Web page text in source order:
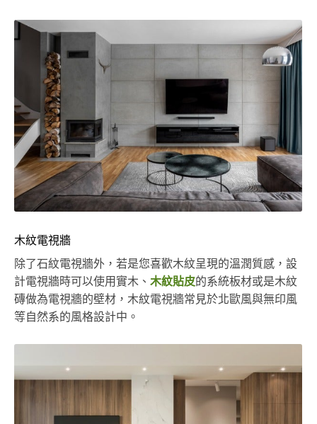
木紋電視牆
除了石紋電視牆外，若是您喜歡木紋呈現的溫潤質感，設
計電視牆時可以使用實木、 木紋貼皮的系統板材或是木紋
磚做為電視牆的壁材，木紋電視牆常見於北歐風與無印風
等自然系的風格設計中。